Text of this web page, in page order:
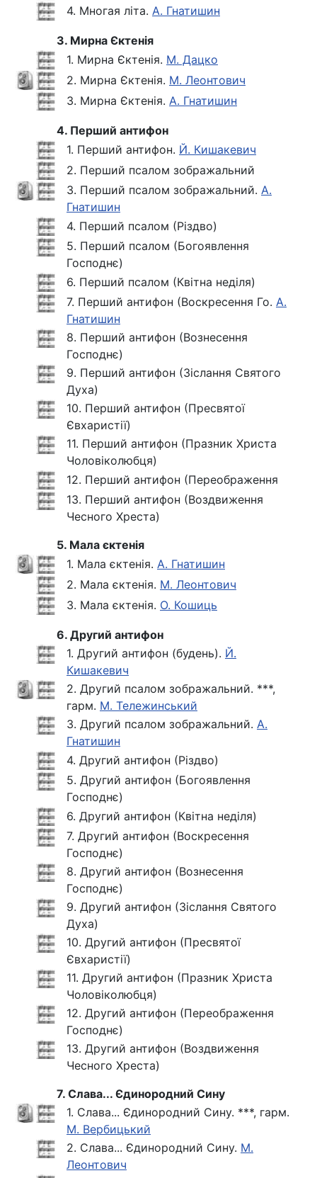
4. Многая літа. А. Гнатишин
3. Мирна Єктенія
1. Мирна Єктенія. М. Дацко
2. Мирна Єктенія. М. Леонтович
3. Мирна Єктенія. А. Гнатишин
4. Перший антифон
1. Перший антифон. Й. Кишакевич
2. Перший псалом зображальний
3. Перший псалом зображальний. А.
Гнатишин
4. Перший псалом (Різдво)
5. Перший псалом (Богоявлення
Господнє)
6. Перший псалом (Квітна неділя)
7. Перший антифон (Воскресення Го. А.
Гнатишин
8. Перший антифон (Вознесення
Господнє)
9. Перший антифон (Зіслання Святого
Духа)
10. Перший антифон (Пресвятої
Євхаристії)
11. Перший антифон (Празник Христа
Чоловіколюбця)
12. Перший антифон (Переображення
13. Перший антифон (Воздвиження
Чесного Хреста)
5. Мала єктенія
1. Мала єктенія. А. Гнатишин
2. Мала єктенія. М. Леонтович
3. Мала єктенія. О. Кошиць
6. Другий антифон
1. Другий антифон (будень). Й.
Кишакевич
2. Другий псалом зображальний. ***,
гарм. М. Тележинський
3. Другий псалом зображальний. А.
Гнатишин
4. Другий антифон (Різдвo)
5. Другий антифон (Богоявлення
Господнє)
6. Другий антифон (Квітна неділя)
7. Другий антифон (Воскресення
Господнє)
8. Другий антифон (Вознесення
Господнє)
9. Другий антифон (Зіслання Святого
Духа)
10. Другий антифон (Пресвятої
Євхаристії)
11. Другий антифон (Празник Христа
Чоловіколюбця)
12. Другий антифон (Переображення
Господнє)
13. Другий антифон (Воздвиження
Чесного Хреста)
7. Слава... Єдинородний Сину
1. Слава... Єдинородний Сину. ***, гарм.
М. Вербицький
2. Слава... Єдинородний Сину. М.
Леонтович